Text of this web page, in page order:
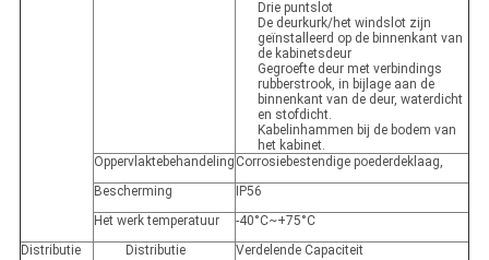
Drie puntslot
De deurkurk/het windslot zijn
geïnstalleerd op de binnenkant van
de kabinetsdeur
Gegroefte deur met verbindings
rubberstrook, in bijlage aan de
binnenkant van de deur, waterdicht
en stofdicht.
Kabelinhammen bij de bodem van
het kabinet.
Oppervlaktebehandeling Corrosiebestendige poederdeklaag,
Bescherming
IP56
Het werk temperatuur
-40°C~+75°C
Distributie
Distributie
Verdelende Capaciteit